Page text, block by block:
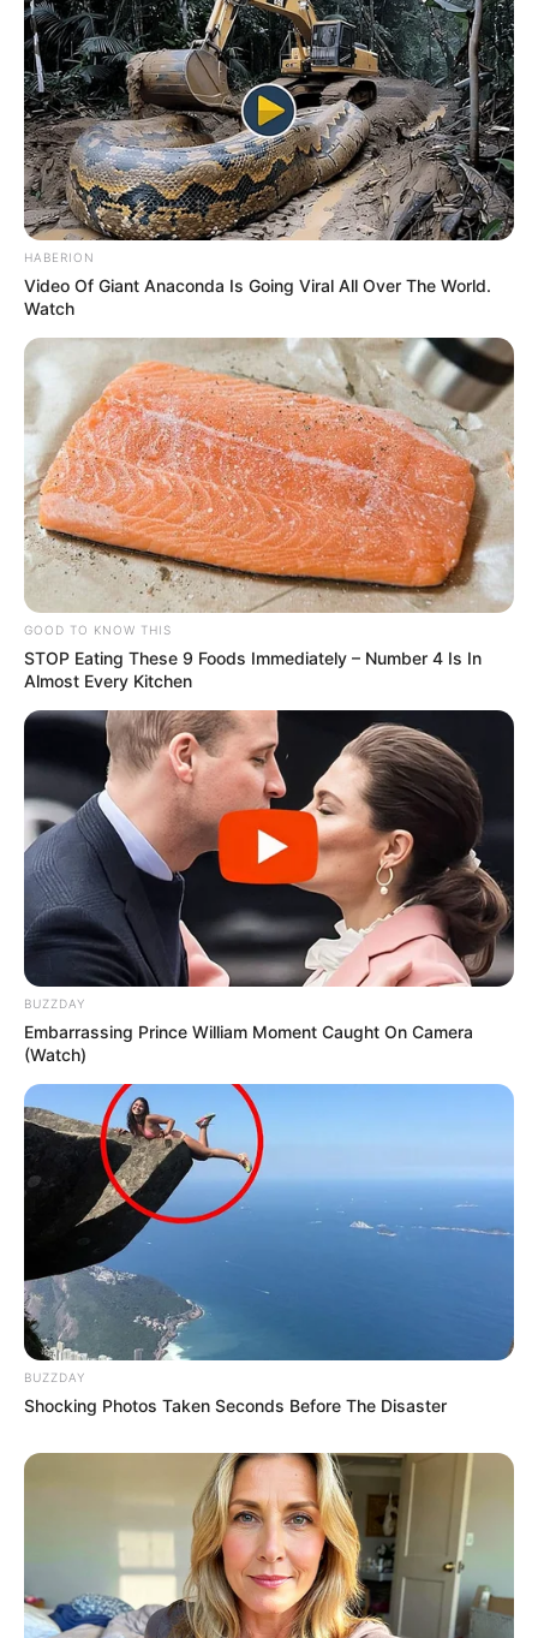
HABERION
Video Of Giant Anaconda Is Going Viral All Over The World.
Watch
GOOD TO KNOW THIS
STOP Eating These 9 Foods Immediately – Number 4 Is In
Almost Every Kitchen
BUZZDAY
Embarrassing Prince William Moment Caught On Camera
(Watch)
BUZZDAY
Shocking Photos Taken Seconds Before The Disaster